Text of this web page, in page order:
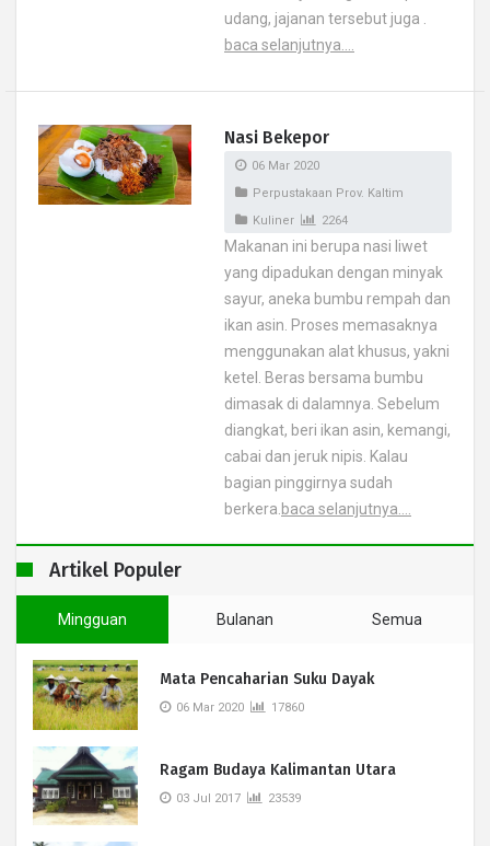
udang, jajanan tersebut juga .
baca selanjutnya....
Nasi Bekepor
06 Mar 2020
Perpustakaan Prov. Kaltim
Kuliner
2264
Makanan ini berupa nasi liwet
yang dipadukan dengan minyak
sayur, aneka bumbu rempah dan
ikan asin. Proses memasaknya
menggunakan alat khusus, yakni
ketel. Beras bersama bumbu
dimasak di dalamnya. Sebelum
diangkat, beri ikan asin, kemangi,
cabai dan jeruk nipis. Kalau
bagian pinggirnya sudah
berkera. baca selanjutnya....
Artikel Populer
Mingguan Bulanan Semua
Mata Pencaharian Suku Dayak
06 Mar 2020 17860
Ragam Budaya Kalimantan Utara
03 Jul 2017 23539